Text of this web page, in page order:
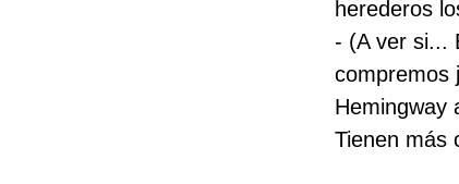
herederos
- (A ver si...
compremos
Hemingway
Tienen más